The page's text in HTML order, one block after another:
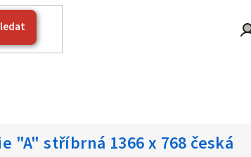
"A" stříbrná 1366 x 768 česká